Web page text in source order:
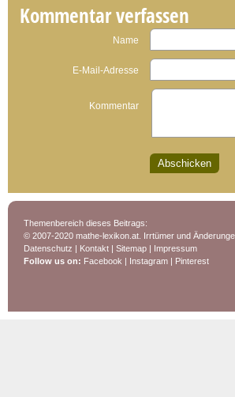
Kommentar verfassen
Name
E-Mail-Adresse
Kommentar
Themenbereich dieses Beitrags:
© 2007-2020 mathe-lexikon.at. Irrtümer und
Datenschutz | Kontakt | Sitemap | Impressum
Follow us on: Facebook | Instagram | Pinterest